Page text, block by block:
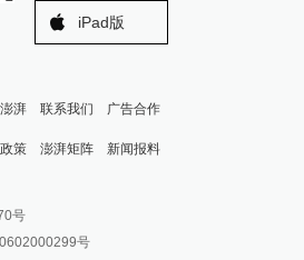
iPad版
湃 联系我们 广告合作
策 澎湃矩阵
新闻公众号
新闻抖音号
新闻报料
号
号